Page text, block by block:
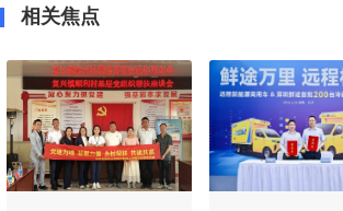
相关焦点